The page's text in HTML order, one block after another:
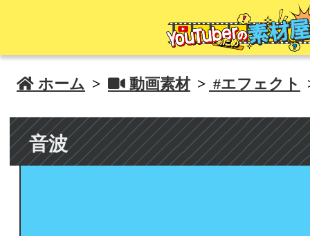
 ホーム >  動画素材 > #エフェクト
音波